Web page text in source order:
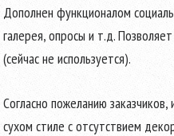
Дополнен функционалом
галерея, опросы и т.д.
(сейчас не используется).
Согласно пожеланию
сухом стиле с отсутствием